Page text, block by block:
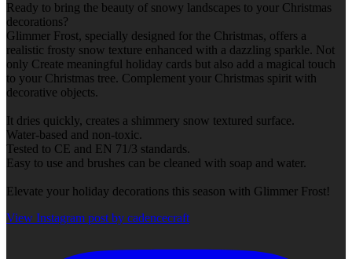
Ready to bring the beauty of snowy landscapes to your Christmas
decorations?
Glimmer Frost, specially designed for the Christmas, offers a
realistic frosty snow texture enhanced with a dazzling sparkle. Not
only Create meaningful holiday cards but also add a magical touch
to your Christmas tree. Complement your Christmas spirit with
decorative objects.
It dries quickly, creates a shimmery snow textured surface.
Water-based and non-toxic.
Tested to CE and EN 71/3 standards.
Easy to use and brushes can be cleaned with soap and water.
Elevate your holiday decorations this season with Glimmer Frost!
View Instagram post by cadencecraft